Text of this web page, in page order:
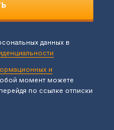
данных в
и
момент можете
по ссылке отписки